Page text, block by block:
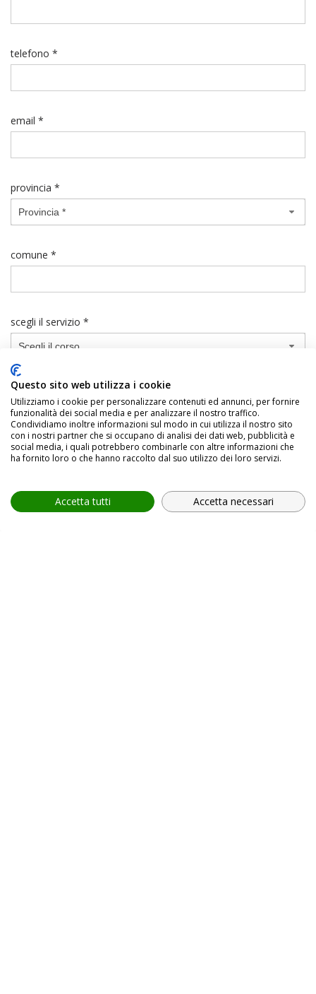
telefono *
email *
provincia *
Provincia *
comune *
scegli il servizio *
Scegli il corso
In relazione all'informativa (Privacy Policy, art. 13 GDPR
2016/679), che dichiaro di aver letto,ACCONSENTOal
trattamento dei miei dati personali.
Questo sito web utilizza i cookie
Utilizziamo i cookie per personalizzare contenuti ed annunci, per fornire
funzionalità dei social media e per analizzare il nostro traffico.
Condividiamo inoltre informazioni sul modo in cui utilizza il nostro sito
con i nostri partner che si occupano di analisi dei dati web, pubblicità e
social media, i quali potrebbero combinarle con altre informazioni che
ha fornito loro o che hanno raccolto dal suo utilizzo dei loro servizi.
Accetta tutti Accetta necessari